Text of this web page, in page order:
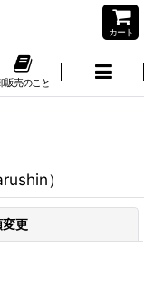
カート
販売のこと
）
更